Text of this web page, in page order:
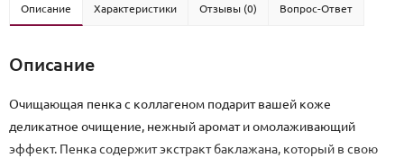
Описание Характеристики Отзывы (0) Вопрос-Ответ
Описание
Очищающая пенка с коллагеном подарит вашей коже
деликатное очищение, нежный аромат и омолаживающий
эффект. Пенка содержит экстракт баклажана, который в свою